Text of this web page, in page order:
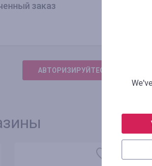
заказ
АВТОРИЗИРУЙТЕСЬ, ЧТОБЫ